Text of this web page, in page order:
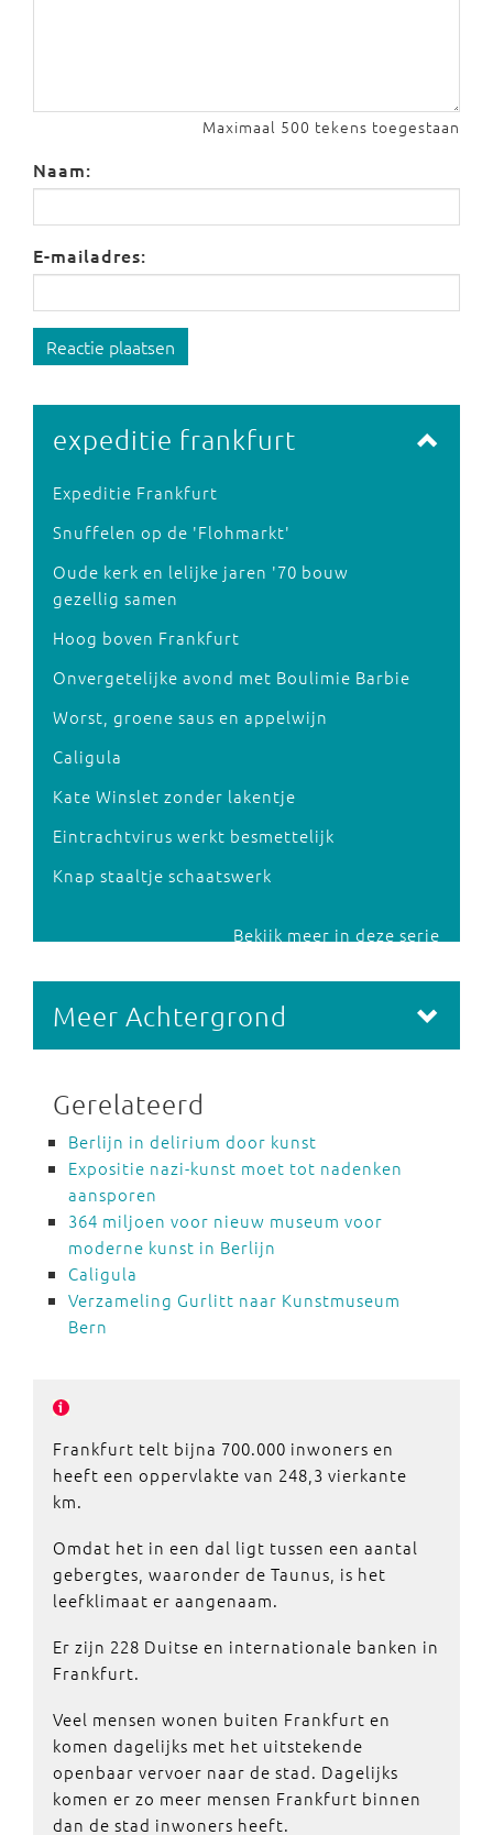
Maximaal 500 tekens toegestaan
Naam:
E-mailadres:
Reactie plaatsen
expeditie frankfurt
Expeditie Frankfurt
Snuffelen op de 'Flohmarkt'
Oude kerk en lelijke jaren '70 bouw
gezellig samen
Hoog boven Frankfurt
Onvergetelijke avond met Boulimie Barbie
Worst, groene saus en appelwijn
Caligula
Kate Winslet zonder lakentje
Eintrachtvirus werkt besmettelijk
Knap staaltje schaatswerk
Bekijk meer in deze serie
Meer Achtergrond
Gerelateerd
Berlijn in delirium door kunst
Expositie nazi-kunst moet tot nadenken
aansporen
364 miljoen voor nieuw museum voor
moderne kunst in Berlijn
Caligula
Verzameling Gurlitt naar Kunstmuseum
Bern
Frankfurt telt bijna 700.000 inwoners en
heeft een oppervlakte van 248,3 vierkante
km.
Omdat het in een dal ligt tussen een aantal
gebergtes, waaronder de Taunus, is het
leefklimaat er aangenaam.
Er zijn 228 Duitse en internationale banken in
Frankfurt.
Veel mensen wonen buiten Frankfurt en
komen dagelijks met het uitstekende
openbaar vervoer naar de stad. Dagelijks
komen er zo meer mensen Frankfurt binnen
dan de stad inwoners heeft.